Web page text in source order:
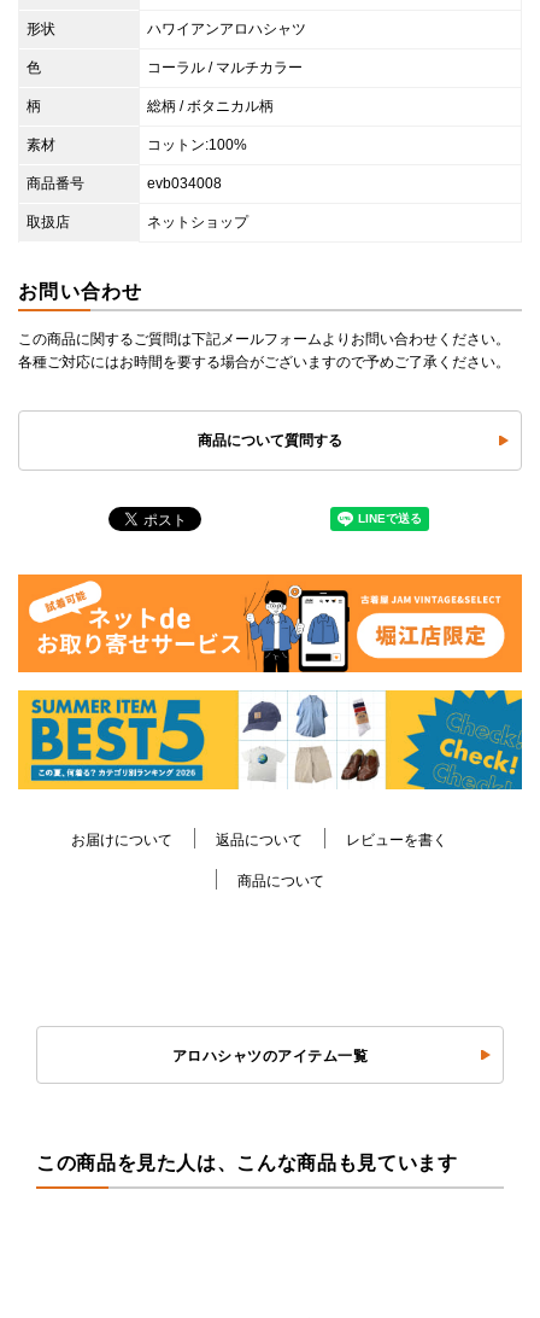
形状 ハワイアンアロハシャツ
色 コーラル / マルチカラー
柄 総柄 / ボタニカル柄
素材 コットン:100%
商品番号 evb034008
取扱店 ネットショップ
お問い合わせ
この商品に関するご質問は下記メールフォームよりお問い合わせください。
各種ご対応にはお時間を要する場合がございますので予めご了承ください。
商品について質問する
お届けについて 返品について レビューを書く
商品について
アロハシャツのアイテム一覧
この商品を見た人は、こんな商品も見ています